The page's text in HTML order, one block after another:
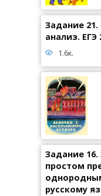
Задание
анализ. ЕГЭ
1.6к.
Задание
простом
русскому